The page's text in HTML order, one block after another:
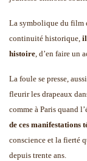
La symbolique du film
continuité historique, il
histoire, d’en faire un
La foule se presse,
fleurir les drapeaux
comme à Paris quand
de ces manifestations
conscience et la fierté
depuis trente ans.